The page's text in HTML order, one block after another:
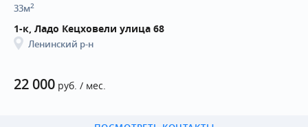
22 000 руб. / мес.
1-к, Ладо Кецховели улица 68
Ленинский р-н
33м2